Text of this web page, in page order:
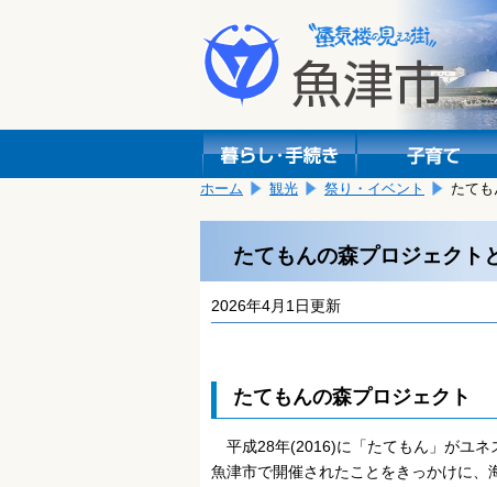
し
ホーム 観光 祭り・イベント たて
たてもんの森プロジェクト
2026年4月1日更新
たてもんの森プロジェクト
平成28年(2016)に「たてもん」がユネ
魚津市で開催されたことをきっかけに